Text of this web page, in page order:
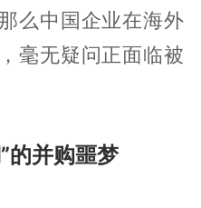
么中国企业在海外
毫无疑问正面临被
的并购噩梦